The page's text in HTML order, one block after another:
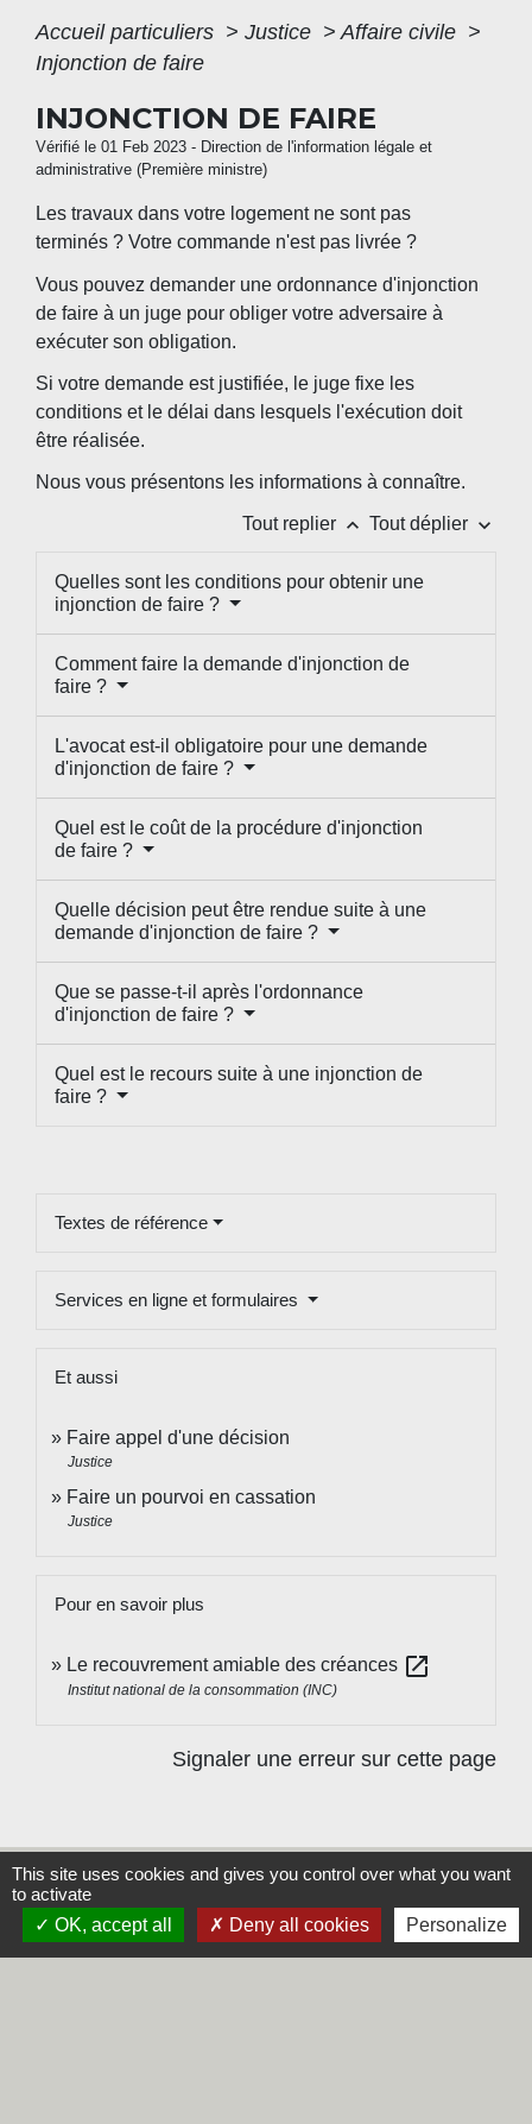
Accueil particuliers > Justice > Affaire civile >
Injonction de faire
INJONCTION DE FAIRE
Vérifié le 01 Feb 2023 - Direction de l'information légale et
administrative (Première ministre)
Les travaux dans votre logement ne sont pas
terminés ? Votre commande n'est pas livrée ?
Vous pouvez demander une ordonnance d'injonction
de faire à un juge pour obliger votre adversaire à
exécuter son obligation.
Si votre demande est justifiée, le juge fixe les
conditions et le délai dans lesquels l'exécution doit
être réalisée.
Nous vous présentons les informations à connaître.
Tout replier keyboard_arrow_up Tout déplier keyboard_arrow_down
Quelles sont les conditions pour obtenir une
injonction de faire ?
Comment faire la demande d'injonction de
faire ?
L'avocat est-il obligatoire pour une demande
d'injonction de faire ?
Quel est le coût de la procédure d'injonction
de faire ?
Quelle décision peut être rendue suite à une
demande d'injonction de faire ?
Que se passe-t-il après l'ordonnance
d'injonction de faire ?
Quel est le recours suite à une injonction de
faire ?
Textes de référence
Services en ligne et formulaires
Et aussi
Faire appel d'une décision
Justice
Faire un pourvoi en cassation
Justice
Pour en savoir plus
Le recouvrement amiable des créances open_in_new
Institut national de la consommation (INC)
Signaler une erreur sur cette page
Contacts
Commune de Steene
This site uses cookies and gives you control over what you want
to activate
OK, accept all
Deny all cookies Personalize